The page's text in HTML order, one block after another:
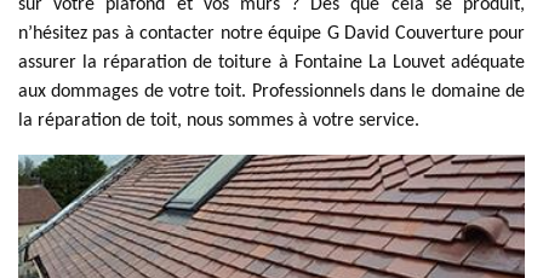
sur votre plafond et vos murs ? Dès que cela se produit,
n’hésitez pas à contacter notre équipe G David Couverture pour
assurer la réparation de toiture à Fontaine La Louvet adéquate
aux dommages de votre toit. Professionnels dans le domaine de
la réparation de toit, nous sommes à votre service.